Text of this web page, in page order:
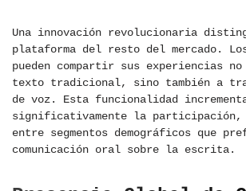
Una innovación revolucionaria
plataforma del resto del mercado.
pueden compartir sus experiencias
texto tradicional, sino también a
de voz. Esta funcionalidad
significativamente la participación,
entre segmentos demográficos que
comunicación oral sobre la escrita.